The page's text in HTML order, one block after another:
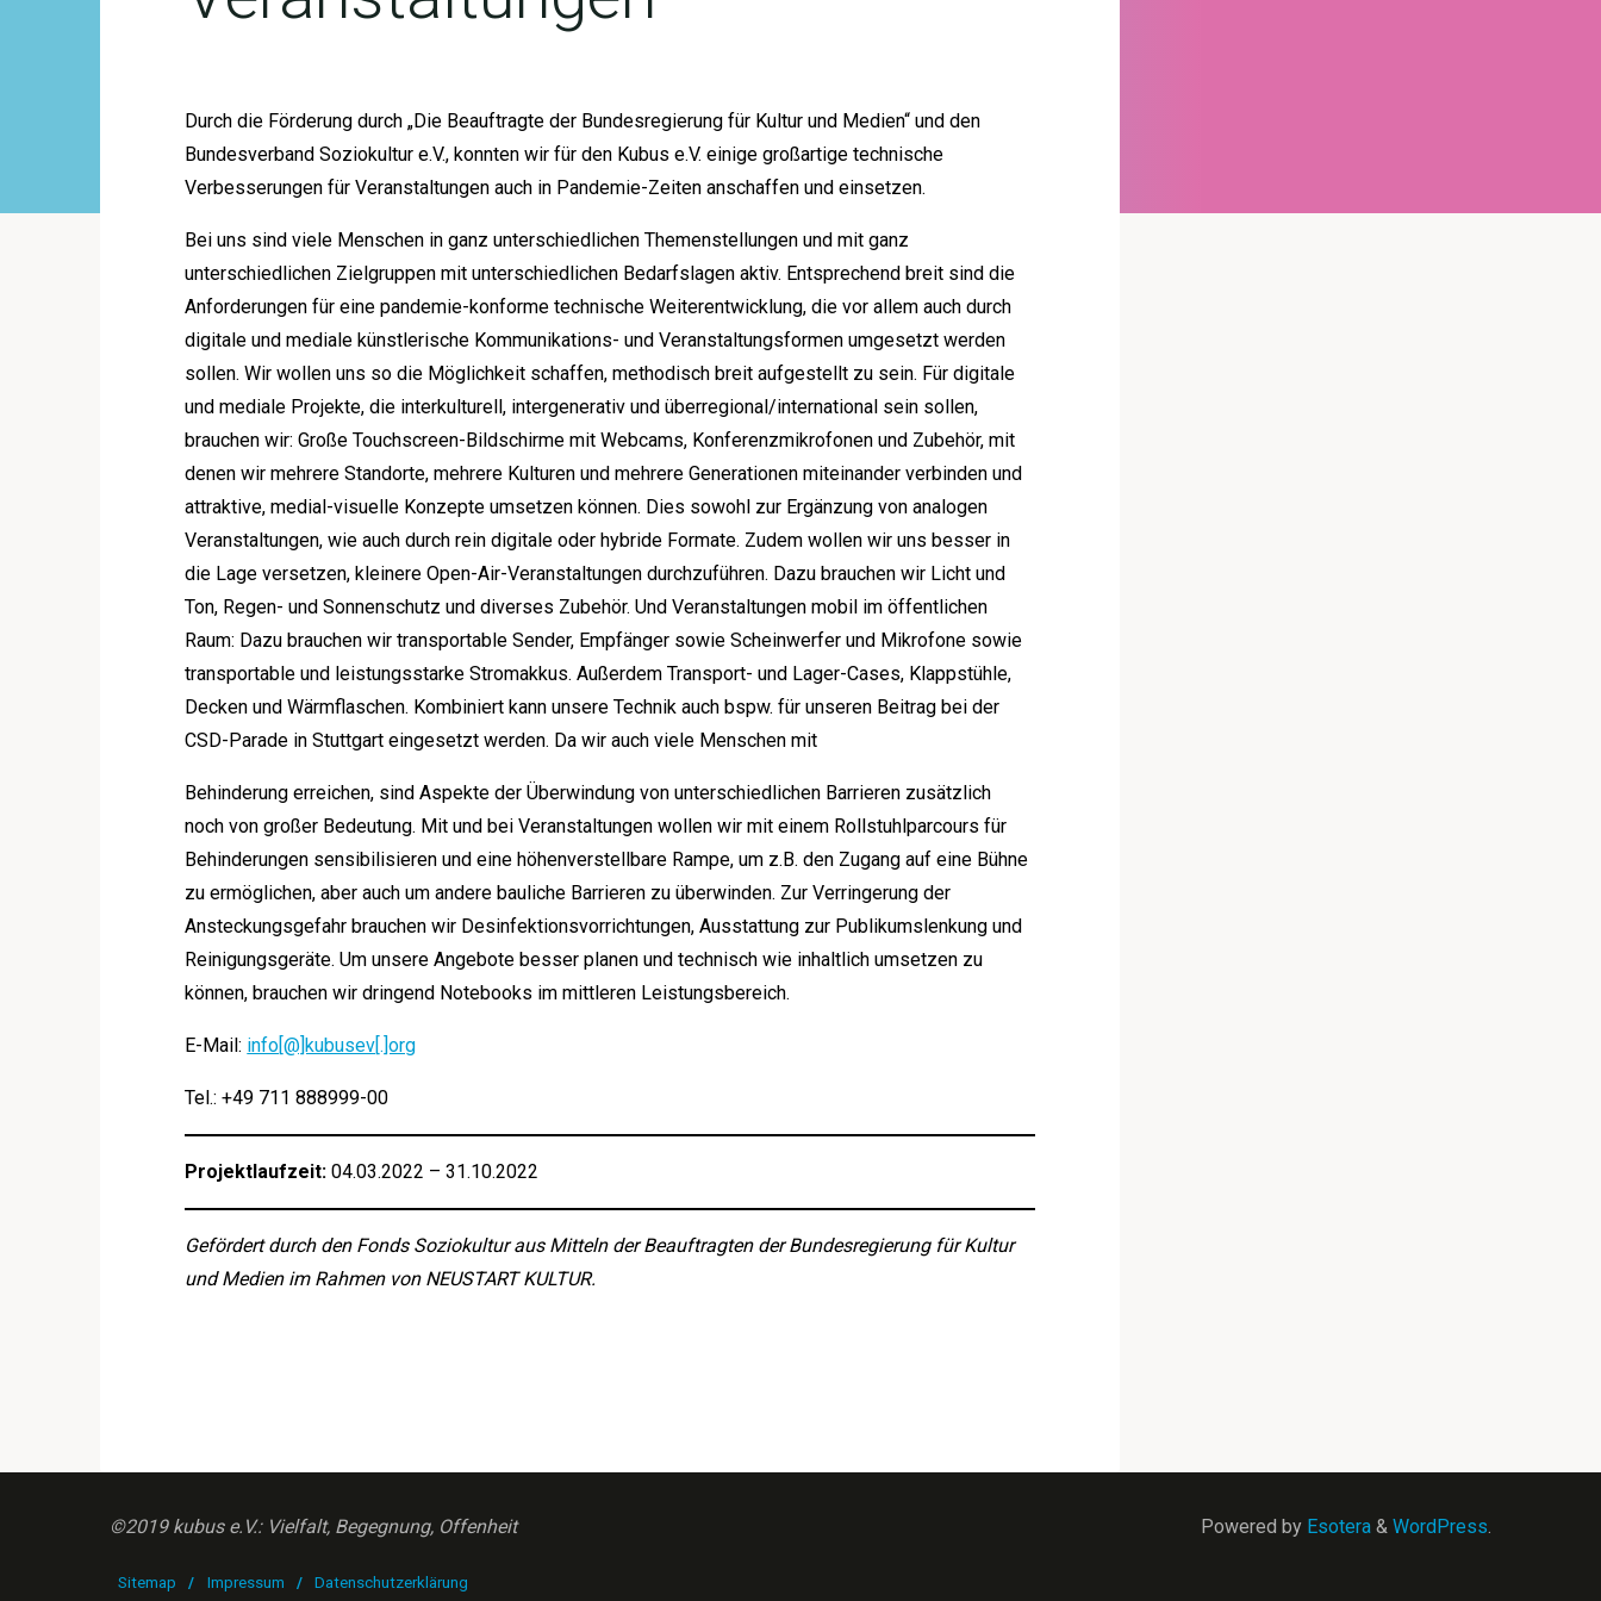
Durch die Förderung durch „Die Beauftragte der Bundesregierung für Kultur und Medien“ und den
Bundesverband Soziokultur e.V., konnten wir für den Kubus e.V. einige großartige technische
Verbesserungen für Veranstaltungen auch in Pandemie-Zeiten anschaffen und einsetzen.
Bei uns sind viele Menschen in ganz unterschiedlichen Themenstellungen und mit ganz
unterschiedlichen Zielgruppen mit unterschiedlichen Bedarfslagen aktiv. Entsprechend breit sind die
Anforderungen für eine pandemie-konforme technische Weiterentwicklung, die vor allem auch durch
digitale und mediale künstlerische Kommunikations- und Veranstaltungsformen umgesetzt werden
sollen. Wir wollen uns so die Möglichkeit schaffen, methodisch breit aufgestellt zu sein. Für digitale
und mediale Projekte, die interkulturell, intergenerativ und überregional/international sein sollen,
brauchen wir: Große Touchscreen-Bildschirme mit Webcams, Konferenzmikrofonen und Zubehör, mit
denen wir mehrere Standorte, mehrere Kulturen und mehrere Generationen miteinander verbinden und
attraktive, medial-visuelle Konzepte umsetzen können. Dies sowohl zur Ergänzung von analogen
Veranstaltungen, wie auch durch rein digitale oder hybride Formate. Zudem wollen wir uns besser in
die Lage versetzen, kleinere Open-Air-Veranstaltungen durchzuführen. Dazu brauchen wir Licht und
Ton, Regen- und Sonnenschutz und diverses Zubehör. Und Veranstaltungen mobil im öffentlichen
Raum: Dazu brauchen wir transportable Sender, Empfänger sowie Scheinwerfer und Mikrofone sowie
transportable und leistungsstarke Stromakkus. Außerdem Transport- und Lager-Cases, Klappstühle,
Decken und Wärmflaschen. Kombiniert kann unsere Technik auch bspw. für unseren Beitrag bei der
CSD-Parade in Stuttgart eingesetzt werden. Da wir auch viele Menschen mit
Behinderung erreichen, sind Aspekte der Überwindung von unterschiedlichen Barrieren zusätzlich
noch von großer Bedeutung. Mit und bei Veranstaltungen wollen wir mit einem Rollstuhlparcours für
Behinderungen sensibilisieren und eine höhenverstellbare Rampe, um z.B. den Zugang auf eine Bühne
zu ermöglichen, aber auch um andere bauliche Barrieren zu überwinden. Zur Verringerung der
Ansteckungsgefahr brauchen wir Desinfektionsvorrichtungen, Ausstattung zur Publikumslenkung und
Reinigungsgeräte. Um unsere Angebote besser planen und technisch wie inhaltlich umsetzen zu
können, brauchen wir dringend Notebooks im mittleren Leistungsbereich.
E-Mail: info[@]kubusev[.]org
Tel.: +49 711 888999-00
Projektlaufzeit: 04.03.2022 – 31.10.2022
Gefördert durch den Fonds Soziokultur aus Mitteln der Beauftragten der Bundesregierung für Kultur
und Medien im Rahmen von NEUSTART KULTUR.
Powered by Esotera & WordPress
©2019 kubus e.V.: Vielfalt, Begegnung, Offenheit
Sitemap / Impressum / Datenschutzerklärung